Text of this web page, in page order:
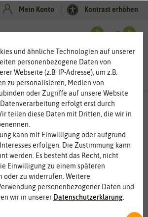
Mein Konto Kontrast erhöhen
0 0
- Palmensamen
und Balkon – einmal unter Palmen
Unter Palmen liegen können Sie
oder im Garten. Als Kübelpflanze sind
Palme können Sie auch eingepackt
Garten, Balkon und Terrasse
exotisches Flair. Die großen Wedel sind ein
Sonnenschutz. In Kombination mit
und ähnliche Technologien auf unserer
personenbezogene Daten von
Webseite (z.B. IP-Adresse), um z.B.
zu personalisieren, Medien von
oder Zugriffe auf unsere Website
erfolgt erst durch
teilen diese Daten mit Dritten, die wir in
kann mit Einwilligung oder aufgrund
erfolgen. Die Zustimmung kann
werden. Es besteht das Recht, nicht
Einwilligung zu einem späteren
oder zu widerrufen. Weitere
personenbezogener Daten und
wir in unserer Daten­schutz­erklärung